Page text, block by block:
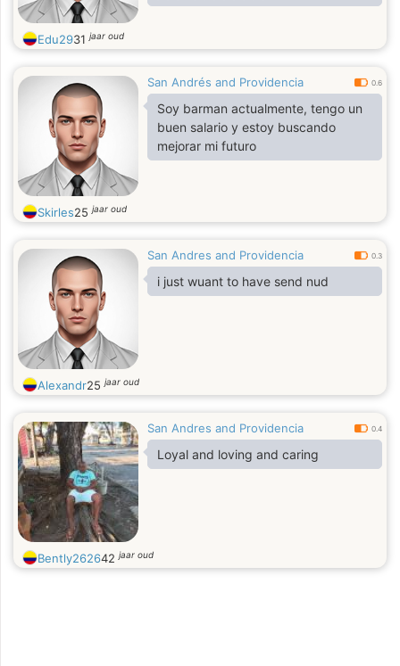
Edu2931jaar oud
San Andrés and Providencia 0.6
Soy barman actualmente, tengo un
buen salario y estoy buscando
mejorar mi futuro
Skirles25jaar oud
San Andres and Providencia 0.3
i just wuant to have send nud
Alexandr25jaar oud
San Andres and Providencia 0.4
Loyal and loving and caring
Bently262642jaar oud